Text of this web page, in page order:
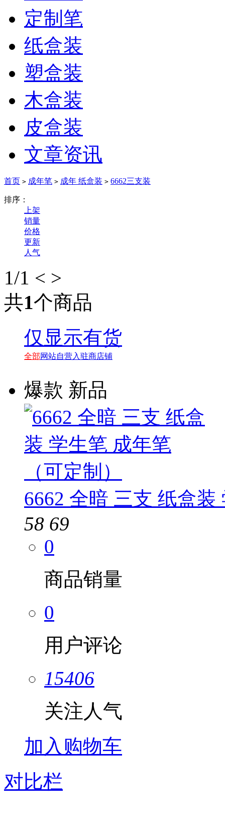
定制笔
纸盒装
塑盒装
木盒装
皮盒装
文章资讯
首页 > 成年笔 > 成年 纸盒装 > 6662三支装
排序：
上架
销量
价格
更新
人气
1/1 < >
共1个商品
仅显示有货
全部网站自营入驻商店铺
爆款 新品
6662 全暗 三支 纸盒
58 69
0
商品销量
0
用户评论
15406
关注人气
加入购物车
对比栏